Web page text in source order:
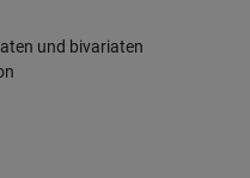
und bivariaten